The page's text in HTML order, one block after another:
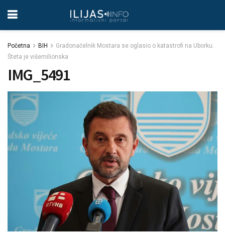
Početna BIH
Gradonačelnik Mostara se oglasio o katastrofi na Uborku:
Šteta je višemilionska
IMG_5491